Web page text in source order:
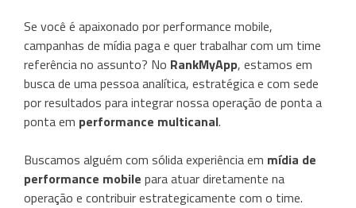
Se você é apaixonado por performance mobile,
campanhas de mídia paga e quer trabalhar com um time
referência no assunto? No RankMyApp, estamos em
busca de uma pessoa analítica, estratégica e com sede
por resultados para integrar nossa operação de ponta a
ponta em performance multicanal.
Buscamos alguém com sólida experiência em mídia de
performance mobile para atuar diretamente na
operação e contribuir estrategicamente com o time.